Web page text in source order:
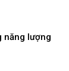
năng lượng